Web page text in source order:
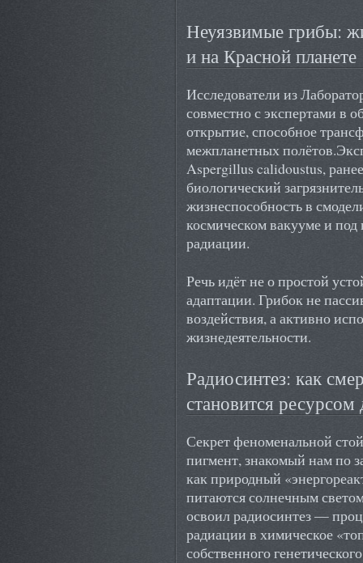
Неуязвимые грибы:
и на Красной планете
Исследователи из
совместно с экспертами в
открытие, способное
межпланетных
Aspergillus calidoustus,
биологический
жизнеспособность в
космическом вакууме и под
радиации.
Речь идёт не о простой
адаптации. Грибок не
воздействия, а активно
жизнедеятельности.
Радиосинтез: как
становится
Секрет феноменальной
пигмент, знакомый нам по
как природный
питаются солнечным
освоил радиосинтез —
радиации в химическое
собственного